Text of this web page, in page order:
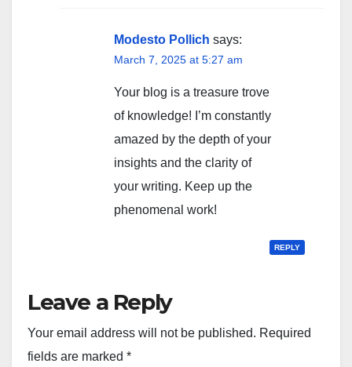
Modesto Pollich says:
March 7, 2025 at 5:27 am
Your blog is a treasure trove
of knowledge! I’m constantly
amazed by the depth of your
insights and the clarity of
your writing. Keep up the
phenomenal work!
REPLY
Leave a Reply
Your email address will not be published. Required
fields are marked *